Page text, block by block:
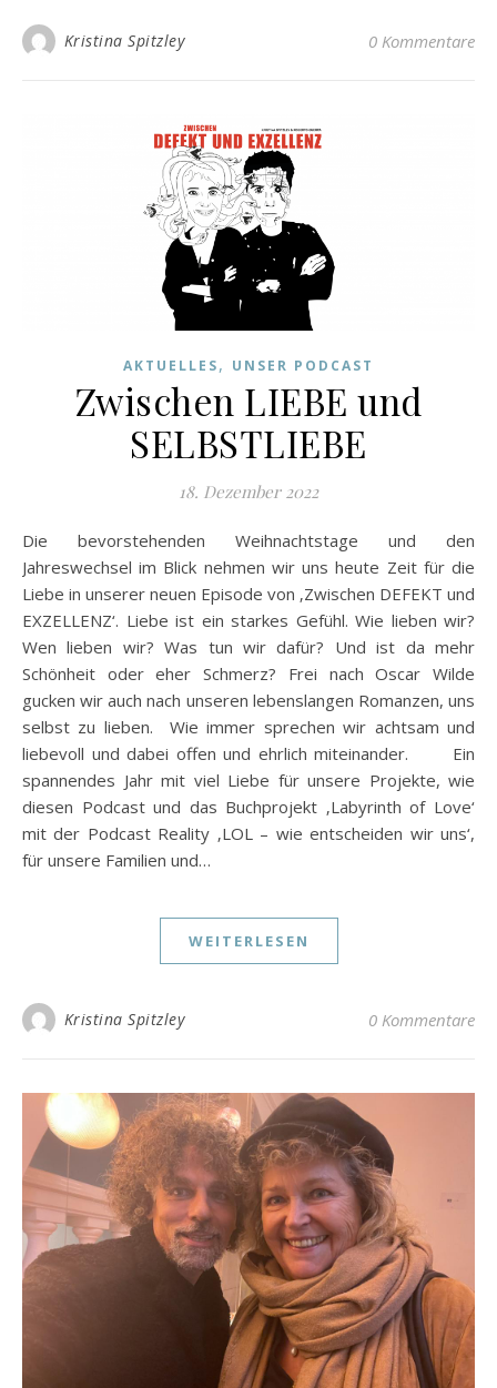
Kristina Spitzley 0 Kommentare
AKTUELLES, UNSER PODCAST
Zwischen LIEBE und
SELBSTLIEBE
18. Dezember 2022
Die bevorstehenden Weihnachtstage und den
Jahreswechsel im Blick nehmen wir uns heute Zeit für die
Liebe in unserer neuen Episode von ‚Zwischen DEFEKT und
EXZELLENZ‘. Liebe ist ein starkes Gefühl. Wie lieben wir?
Wen lieben wir? Was tun wir dafür? Und ist da mehr
Schönheit oder eher Schmerz? Frei nach Oscar Wilde
gucken wir auch nach unseren lebenslangen Romanzen, uns
selbst zu lieben. Wie immer sprechen wir achtsam und
liebevoll und dabei offen und ehrlich miteinander. Ein
spannendes Jahr mit viel Liebe für unsere Projekte, wie
diesen Podcast und das Buchprojekt ‚Labyrinth of Love‘
mit der Podcast Reality ‚LOL – wie entscheiden wir uns‘,
für unsere Familien und…
WEITERLESEN
Kristina Spitzley 0 Kommentare